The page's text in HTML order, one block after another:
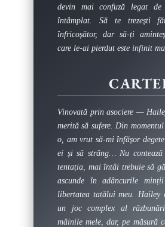
devin mai confuză legat
întâmplat. Să te trezești
înfricoșător, dar să-ți
care le-ai pierdut este infinit
Vinovată prin asociere —
merită să sufere. Din
o, am vrut să-mi înfășor
ei și să strâng… Nu contează
tentația, mai întâi trebuie să
ascunde în adâncurile
libertatea tatălui meu. Hailey
un joc complex al
mâinile mele, dar, pe măsură